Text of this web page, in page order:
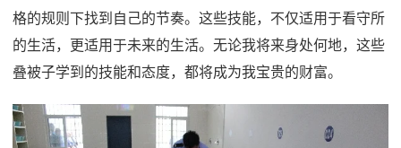
格的规则下找到自己的节奏。这些技能，不仅适用于看守所
的生活，更适用于未来的生活。无论我将来身处何地，这些
叠被子学到的技能和态度，都将成为我宝贵的财富。